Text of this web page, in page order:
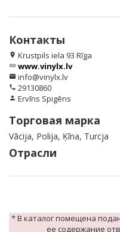
Контакты
location_on Krustpils iela 93 Rīga
link www.vinylx.lv
email info@vinylx.lv
phone 29130860
person Ervīns Spigēns
Торговая марка
Vācija, Polija, Ķīna, Turcja
Отрасли
* В каталог помещена
ее содержание